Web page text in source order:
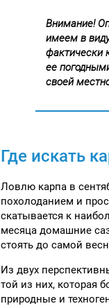
Внимание!
имеем в
фактически
ее
своей
Где искать
Ловлю карпа в
похолоданием и
скатывается к
месяца домашние
стоять до самой
Из двух
той из них, которая
природные и